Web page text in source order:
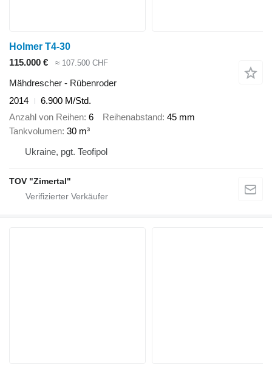
Holmer T4-30
115.000 €
≈ 107.500 CHF
Mähdrescher - Rübenroder
2014
6.900 M/Std.
Anzahl von Reihen 6 Reihenabstand 45 mm
Tankvolumen 30 m³
Ukraine, pgt. Teofipol
TOV "Zimertal"